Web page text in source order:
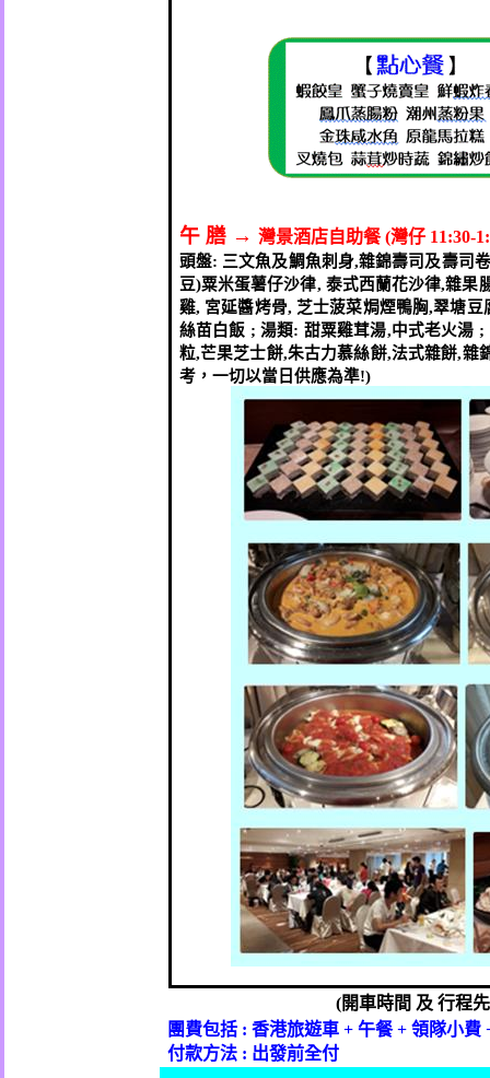
午 膳 → 灣景酒店自助餐(灣仔11:30-
頭盤: 三文魚及鯛魚刺身,雜錦壽司及壽司卷
豆)粟米蛋薯仔沙律, 泰式西蘭花沙律,雜果
雞, 宮延醬烤骨, 芝士菠菜焗煙鴨胸,翠塘豆
絲苗白飯 ; 湯類: 甜粟雞茸湯,中式老火湯
粒,芒果芝士餅,朱古力慕絲餅,法式雜餅,雜
考，一切以當日供應為準!)
(開車時間 及 行程
團費包括 :香港旅遊車 +午餐+領隊小費
付款方法 : 出發前全付